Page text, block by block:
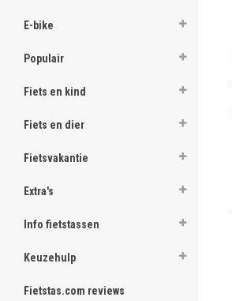
E-bike
Populair
Fiets en kind
Fiets en dier
Fietsvakantie
Extra's
Info fietstassen
Keuzehulp
Fietstas.com reviews